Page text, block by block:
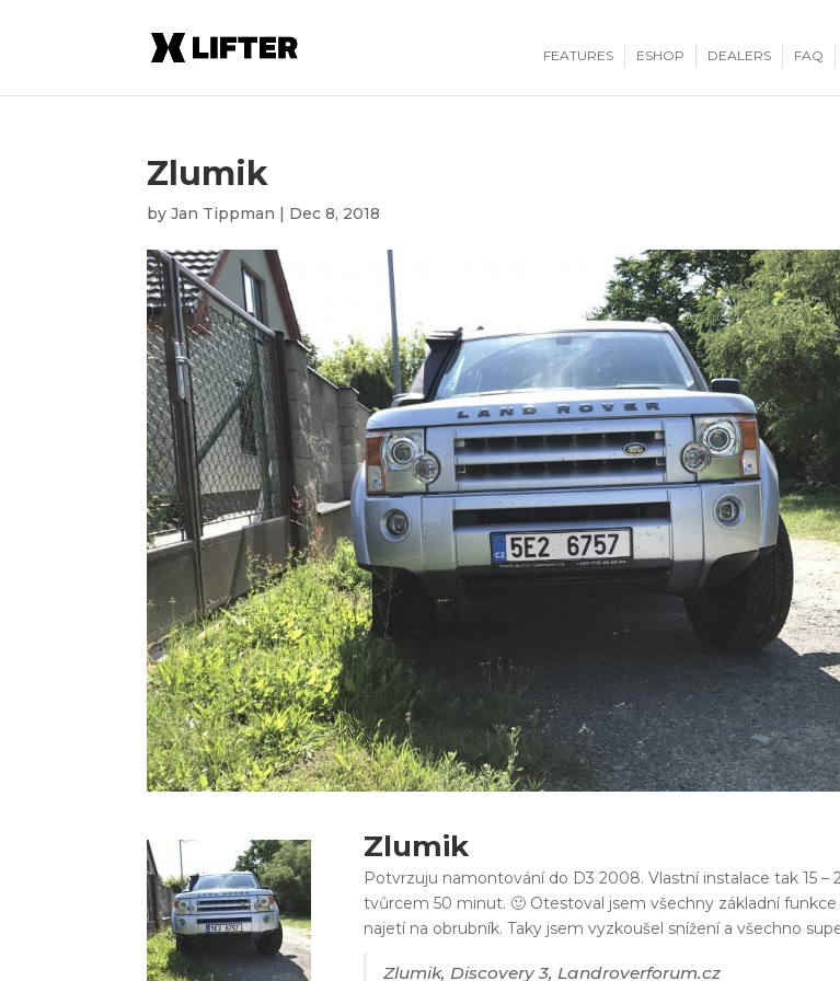
FEATURES ESHOP DEALERS FAQ
Zlumik
byJan Tippman | Dec 8, 2018
Zlumik
Potvrzuju namontování do D3 2008. Vlastní instalace tak 15 –
tvůrcem 50 minut. 🙂 Otestoval jsem všechny základní funkce
najetí na obrubník. Taky jsem vyzkoušel snížení a všechno
Zlumik, Discovery 3, Landroverforum.cz